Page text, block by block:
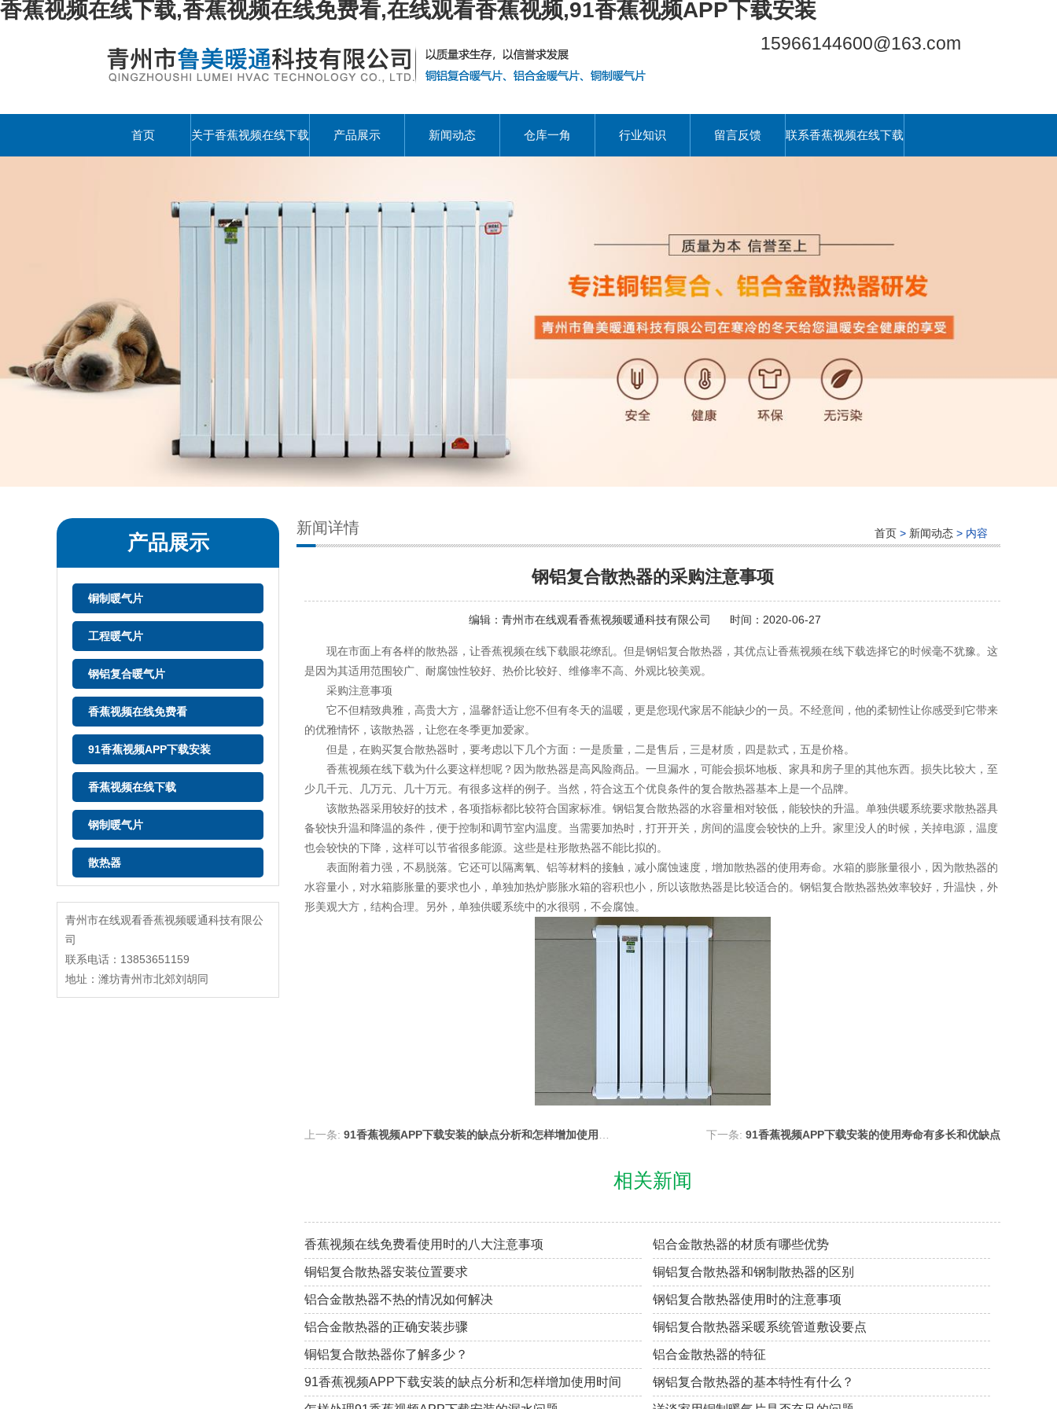
香蕉视频在线下载,香蕉视频在线免费看,在线观看香蕉视频,91香蕉视频APP下载安装
15966144600@163.com
首页 关于香蕉视频在线下载 产品展示 新闻动态 仓库一角 行业知识 留言反馈 联系香蕉视频在线下载
产品展示
铜制暖气片
工程暖气片
钢铝复合暖气片
香蕉视频在线免费看
91香蕉视频APP下载安装
香蕉视频在线下载
钢制暖气片
散热器
青州市在线观看香蕉视频暖通科技有限公
司
联系电话：13853651159
地址：潍坊青州市北郊刘胡同
新闻详情 首页 > 新闻动态 > 内容
钢铝复合散热器的采购注意事项
编辑： 青州市在线观看香蕉视频暖通科技有限公司 时间：2020-06-27
现在市面上有各样的散热器，让香蕉视频在线下载眼花缭乱。但是钢铝复合散热器，其优点让香蕉视频在线下载选择它的时候毫不犹豫。这
是因为其适用范围较广、耐腐蚀性较好、热价比较好、维修率不高、外观比较美观。
采购注意事项
它不但精致典雅，高贵大方，温馨舒适让您不但有冬天的温暖，更是您现代家居不能缺少的一员。不经意间，他的柔韧性让你感受到它带来
的优雅情怀，该散热器，让您在冬季更加爱家。
但是，在购买复合散热器时，要考虑以下几个方面：一是质量，二是售后，三是材质，四是款式，五是价格。
香蕉视频在线下载为什么要这样想呢？因为散热器是高风险商品。一旦漏水，可能会损坏地板、家具和房子里的其他东西。损失比较大，至
少几千元、几万元、几十万元。有很多这样的例子。当然，符合这五个优良条件的复合散热器基本上是一个品牌。
该散热器采用较好的技术，各项指标都比较符合国家标准。钢铝复合散热器的水容量相对较低，能较快的升温。单独供暖系统要求散热器具
备较快升温和降温的条件，便于控制和调节室内温度。当需要加热时，打开开关，房间的温度会较快的上升。家里没人的时候，关掉电源，温度
也会较快的下降，这样可以节省很多能源。这些是柱形散热器不能比拟的。
表面附着力强，不易脱落。它还可以隔离氧、铝等材料的接触，减小腐蚀速度，增加散热器的使用寿命。水箱的膨胀量很小，因为散热器的
水容量小，对水箱膨胀量的要求也小，单独加热炉膨胀水箱的容积也小，所以该散热器是比较适合的。钢铝复合散热器热效率较好，升温快，外
形美观大方，结构合理。另外，单独供暖系统中的水很弱，不会腐蚀。
上一条: 91香蕉视频APP下载安装的缺点分析和怎样增加使用时间 下一条: 91香蕉视频APP下载安装的使用寿命有多长和优缺点
相关新闻
香蕉视频在线免费看使用时的八大注意事项 铝合金散热器的材质有哪些优势
铜铝复合散热器安装位置要求 铜铝复合散热器和钢制散热器的区别
铝合金散热器不热的情况如何解决 钢铝复合散热器使用时的注意事项
铝合金散热器的正确安装步骤 铜铝复合散热器采暖系统管道敷设要点
铜铝复合散热器你了解多少？ 铝合金散热器的特征
91香蕉视频APP下载安装的缺点分析和怎样增加使用时间 钢铝复合散热器的基本特性有什么？